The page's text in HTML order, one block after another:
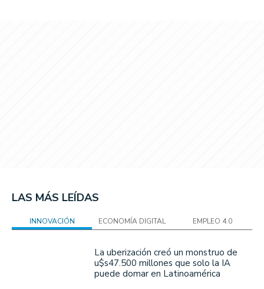
LAS MÁS LEÍDAS
INNOVACIÓN ECONOMÍA DIGITAL EMPLEO 4.0
La uberización creó un monstruo de
u$s47.500 millones que solo la IA
puede domar en Latinoamérica